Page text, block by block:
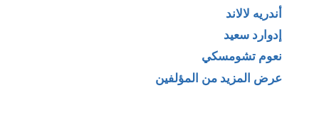
أندريه لالاند
إدوارد سعيد
نعوم تشومسكي
عرض المزيد من المؤلفين